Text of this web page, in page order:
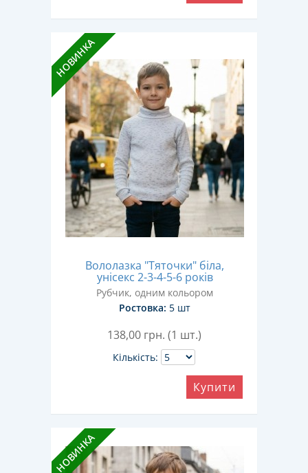
НОВИНКА
Вололазка "Тяточки" біла,
унісекс 2-3-4-5-6 років
Рубчик, одним кольором
Ростовка: 5 шт
138,00 грн. (1 шт.)
Кількість:
Купити
НОВИНКА